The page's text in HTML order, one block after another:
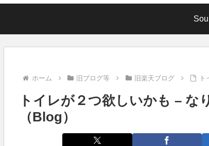
ホーム 旧ブログ等 旧楽天ブログ
トイレが２つ欲しいかも – な
（Blog）